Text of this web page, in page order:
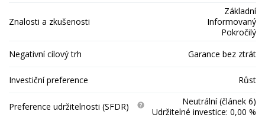
Znalosti a zkušenosti
Základní
Informovaný
Pokročilý
Negativní cílový trh
Garance bez ztrát
Investiční preference Růst
Preference udržitelnosti (SFDR)
Neutrální (článek 6)
Udržitelné investice: 0,00 %